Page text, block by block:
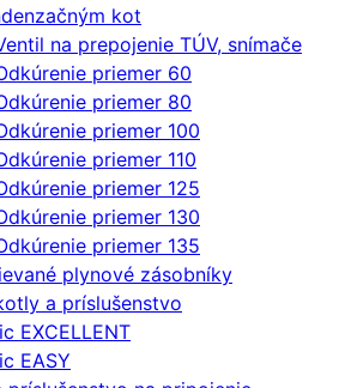
kot
na prepojenie TÚV, snímače
priemer 60
priemer 80
priemer 100
priemer 110
priemer 125
priemer 130
priemer 135
plynové zásobníky
a príslušenstvo
EXCELLENT
EASY